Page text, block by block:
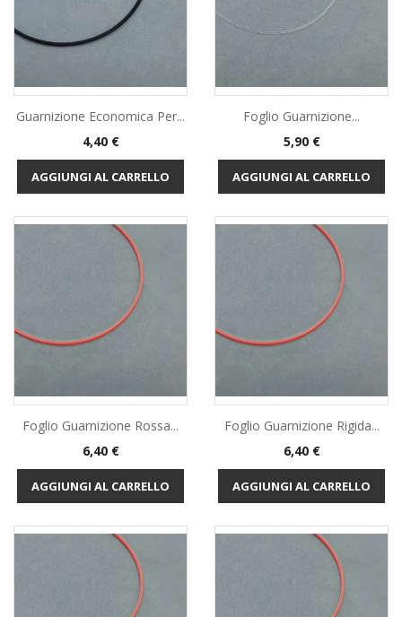
Guarnizione Economica Per...
Prezzo
4,40 €
AGGIUNGI AL CARRELLO
Foglio Guarnizione...
Prezzo
5,90 €
AGGIUNGI AL CARRELLO
Foglio Guarnizione Rossa...
Prezzo
6,40 €
AGGIUNGI AL CARRELLO
Foglio Guarnizione Rigida...
Prezzo
6,40 €
AGGIUNGI AL CARRELLO